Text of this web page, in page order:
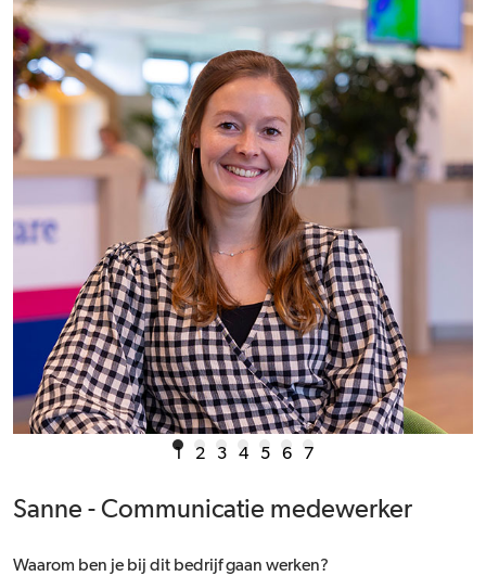
1 2 3 4 5 6 7
Sanne - Communicatie medewerker
Waarom ben je bij dit bedrijf gaan werken?